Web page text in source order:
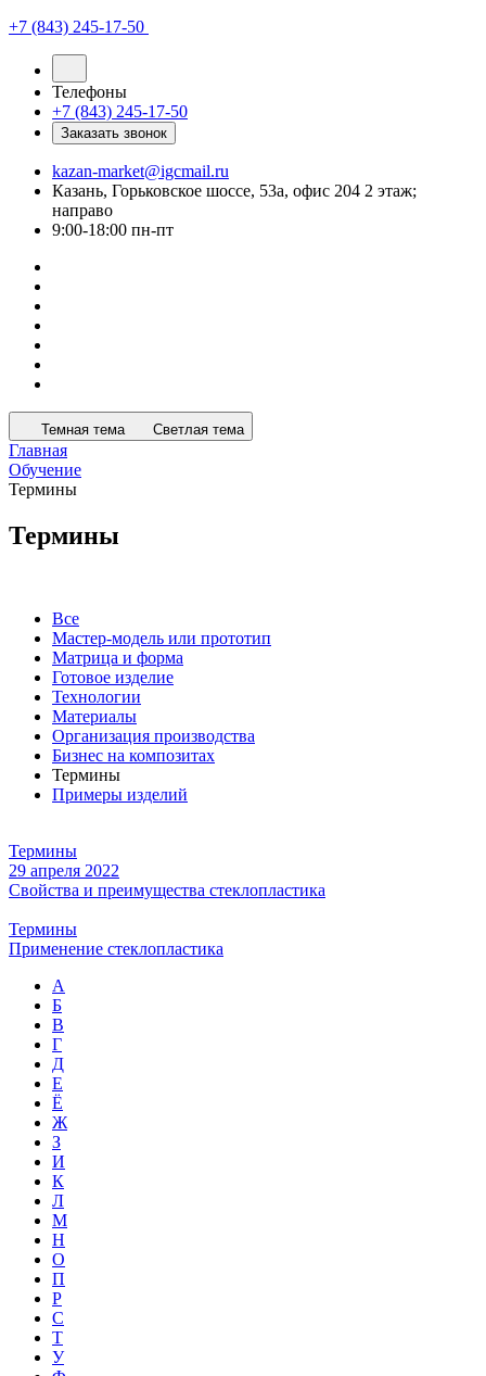
+7 (843) 245-17-50
Телефоны
+7 (843) 245-17-50
Заказать звонок
kazan-market@igcmail.ru
Казань, ​Горьковское шоссе, 53а, офис 204 2 этаж;
направо
9:00-18:00 пн-пт
Темная тема Светлая тема
Главная
Обучение
Термины
Термины
Все
Мастер-модель или прототип
Матрица и форма
Готовое изделие
Технологии
Материалы
Организация производства
Бизнес на композитах
Термины
Примеры изделий
Термины
29 апреля 2022
Свойства и преимущества стеклопластика
Термины
Применение стеклопластика
А
Б
В
Г
Д
Е
Ё
Ж
З
И
К
Л
М
Н
О
П
Р
С
Т
У